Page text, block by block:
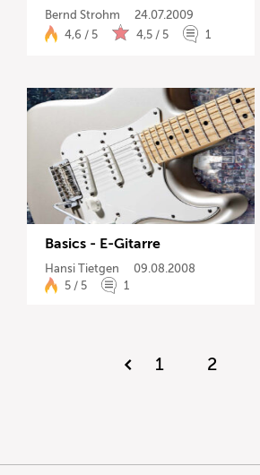
Bernd Strohm
24.07.2009
4,6 / 5
4,5 / 5 1
Basics - E-Gitarre
Hansi Tietgen
09.08.2008
5 / 5
1
1 2